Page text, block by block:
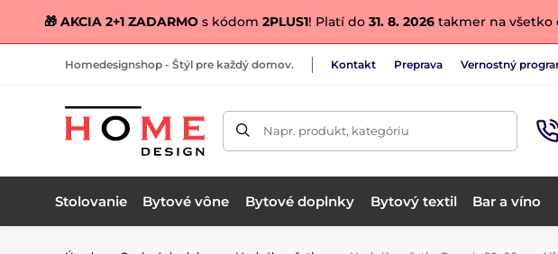
🎁 AKCIA 2+1 ZADARMO s kódom 2PLUS1! Platí do 31. 8. 2026 takmer na všetko
Homedesignshop - Štýl pre každý domov. Kontakt Preprava Vernostný
Napr. produkt, kategóriu
Stolovanie Bytové vône Bytové doplnky Bytový textil Bar a víno